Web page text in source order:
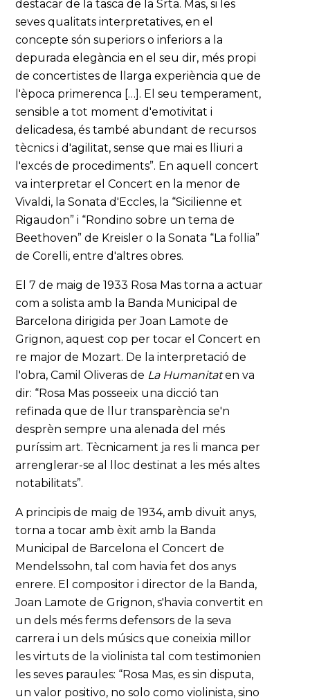
destacar de la tasca de la Srta. Mas, si les
seves qualitats interpretatives, en el
concepte són superiors o inferiors a la
depurada elegància en el seu dir, més propi
de concertistes de llarga experiència que de
l'època primerenca […]. El seu temperament,
sensible a tot moment d'emotivitat i
delicadesa, és també abundant de recursos
tècnics i d'agilitat, sense que mai es lliuri a
l'excés de procediments”. En aquell concert
va interpretar el Concert en la menor de
Vivaldi, la Sonata d'Eccles, la “Sicilienne et
Rigaudon” i “Rondino sobre un tema de
Beethoven” de Kreisler o la Sonata “La follia”
de Corelli, entre d'altres obres.
El 7 de maig de 1933 Rosa Mas torna a actuar
com a solista amb la Banda Municipal de
Barcelona dirigida per Joan Lamote de
Grignon, aquest cop per tocar el Concert en
re major de Mozart. De la interpretació de
l'obra, Camil Oliveras de La Humanitaten va
dir: “Rosa Mas posseeix una dicció tan
refinada que de llur transparència se'n
desprèn sempre una alenada del més
puríssim art. Tècnicament ja res li manca per
arrenglerar-se al lloc destinat a les més altes
notabilitats”.
A principis de maig de 1934, amb divuit anys,
torna a tocar amb èxit amb la Banda
Municipal de Barcelona el Concert de
Mendelssohn, tal com havia fet dos anys
enrere. El compositor i director de la Banda,
Joan Lamote de Grignon, s'havia convertit en
un dels més ferms defensors de la seva
carrera i un dels músics que coneixia millor
les virtuts de la violinista tal com testimonien
les seves paraules: “Rosa Mas, es sin disputa,
un valor positivo, no solo como violinista, sino